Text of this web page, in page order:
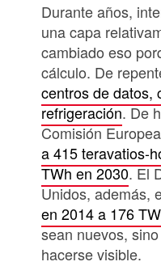
Durante años,
una capa
cambiado eso
cálculo. De
centros de datos,
refrigeración. De
Comisión
a 415 teravatios-
TWh en 2030. El
Unidos, además,
en 2014 a 176
sean nuevos,
hacerse visible.